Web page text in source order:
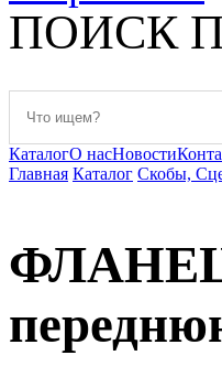
ПОИСК
КаталогО насНовости
Главная Каталог Скобы,